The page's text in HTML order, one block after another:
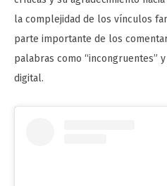
la complejidad de los vínculos
parte importante de los
palabras como “incongruentes”
digital.